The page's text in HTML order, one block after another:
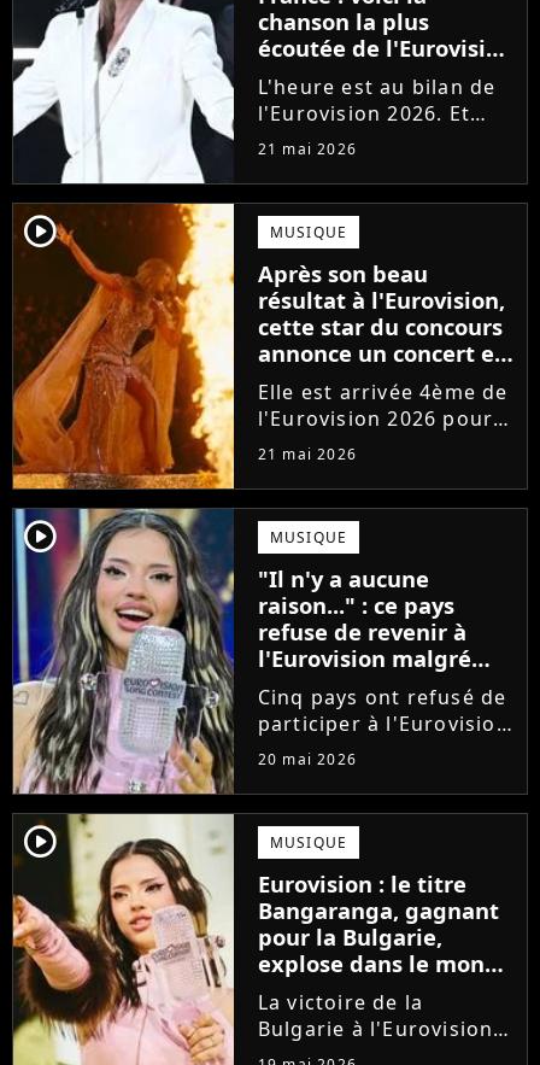
chanson la plus
écoutée de l'Eurovision
2026, et c'est une
véritable surprise !
L'heure est au bilan de
l'Eurovision 2026. Et
c'est une véritable
plus écoutée de la
compétition en
streaming n'est pas une
des favorites !
21 mai 2026
player2 MUSIQUE
Après son beau
résultat à l'Eurovision,
cette star du concours
annonce un concert en
France
Elle est arrivée 4ème de
l'Eurovision 2026 pour
l'Australie. Bonne
pop Delta Goodrem
sera de passage à Paris
fin juin pour une
tournée européenne
intimiste....
21 mai 2026
player2 MUSIQUE
"Il n'y a aucune
raison..." : ce pays
refuse de revenir à
l'Eurovision malgré
son nombre record de
victoires
Cinq pays ont refusé de
participer à l'Eurovision
cette année, en réaction
dans la compétition.
Détenteur du record de
victoires, l'Irlande
assure qu'elle ne
pourrait...
20 mai 2026
player2 MUSIQUE
Eurovision : le titre
Bangaranga, gagnant
pour la Bulgarie,
explose dans le monde
après la victoire de
Dara
La victoire de la
Bulgarie à l'Eurovision
porte un coup de